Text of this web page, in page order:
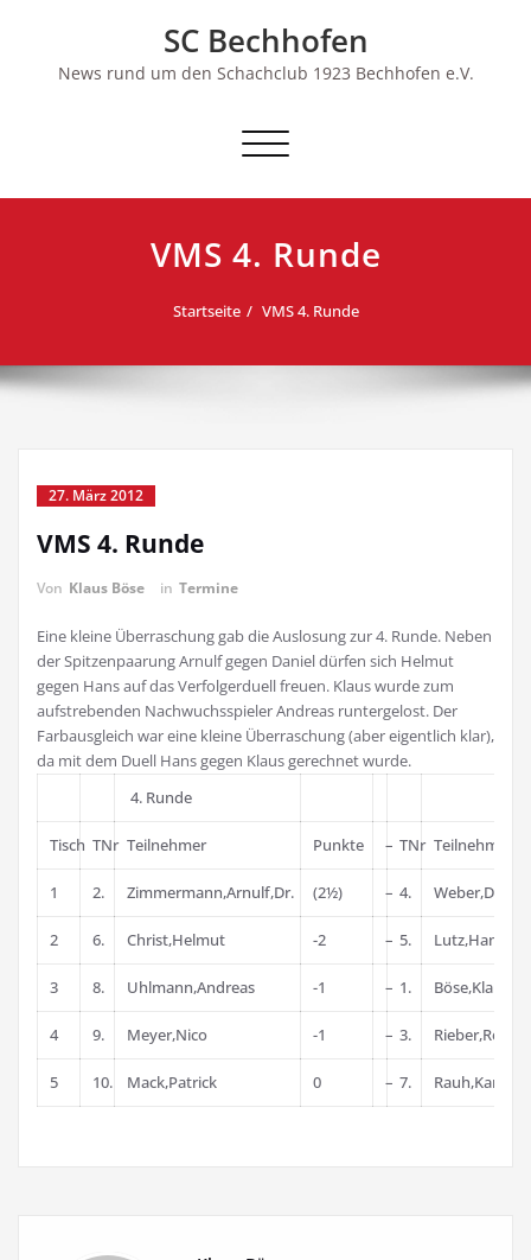
SC Bechhofen
News rund um den Schachclub 1923 Bechhofen e.V.
Schalte
VMS 4. Runde
Startseite VMS 4. Runde
27. März 2012
VMS 4. Runde
Von Klaus Böse in Termine
Eine kleine Überraschung gab die Auslosung zur 4. Runde. Neben
der Spitzenpaarung Arnulf gegen Daniel dürfen sich Helmut
gegen Hans auf das Verfolgerduell freuen. Klaus wurde zum
aufstrebenden Nachwuchsspieler Andreas runtergelost. Der
Farbausgleich war eine kleine Überraschung (aber eigentlich klar),
da mit dem Duell Hans gegen Klaus gerechnet wurde.
4. Runde
Tisch TNr Teilnehmer Punkte – TNr Teilnehmer
1 2. Zimmermann,Arnulf,Dr. (2½) – 4. Weber,Daniel
2 6. Christ,Helmut -2 – 5. Lutz,Hans,Dr.
3 8. Uhlmann,Andreas -1 – 1. Böse,Klaus
4 9. Meyer,Nico -1 – 3. Rieber,Rene
5 10. Mack,Patrick 0 – 7.